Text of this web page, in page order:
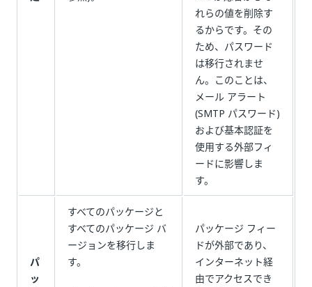
れらの値を削除す
るからです。その
ため、パスワード
は移行されませ
ん。このことは、
メール アラート
(SMTP パスワード)
および基本認証を
使用する外部フィ
ードに影響しま
す。
パ
ッ
すべてのパッケージと
すべてのパッケージ バ
ージョンを移行しま
す。
パッケージ フィー
ドが外部であり、
インターネット経
由でアクセスでき